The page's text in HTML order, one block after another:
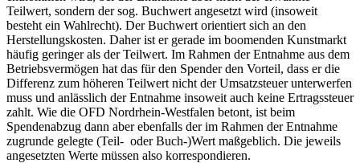
Teilwert, sondern der sog. Buchwert angesetzt wird (insoweit
besteht ein Wahlrecht). Der Buchwert orientiert sich an den
Herstellungskosten. Daher ist er gerade im boomenden Kunstmarkt
häufig geringer als der Teilwert. Im Rahmen der Entnahme aus dem
Betriebsvermögen hat das für den Spender den Vorteil, dass er die
Differenz zum höheren Teilwert nicht der Umsatzsteuer unterwerfen
muss und anlässlich der Entnahme insoweit auch keine Ertragssteuer
zahlt. Wie die OFD Nordrhein-Westfalen betont, ist beim
Spendenabzug dann aber ebenfalls der im Rahmen der Entnahme
zugrunde gelegte (Teil- oder Buch-)Wert maßgeblich. Die jeweils
angesetzten Werte müssen also korrespondieren.